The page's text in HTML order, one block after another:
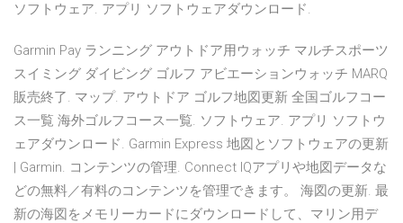
ソフトウェア. アプリ ソフトウェアダウンロード.
Garmin Pay ランニング アウトドア用ウォッチ マルチスポーツ
スイミング ダイビング ゴルフ アビエーションウォッチ MARQ
販売終了. マップ. アウトドア ゴルフ地図更新 全国ゴルフコー
ス一覧 海外ゴルフコース一覧. ソフトウェア. アプリ ソフトウ
ェアダウンロード. Garmin Express 地図とソフトウェアの更新
| Garmin. コンテンツの管理. Connect IQアプリや地図データな
どの無料／有料のコンテンツを管理できます。 海図の更新. 最
新の海図をメモリーカードにダウンロードして、マリン用デ